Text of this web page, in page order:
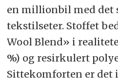
en millionbil med det
tekstilseter. Stoffet
Wool Blend» i
%) og resirkulert
Sittekomforten er det